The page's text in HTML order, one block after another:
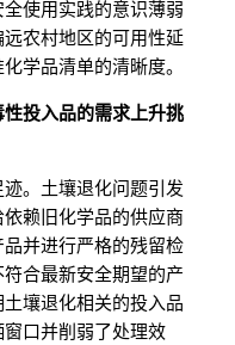
使用实践的意识薄弱
农村地区的可用性延
学品清单的清晰度。
投入品的需求上升挑
。土壤退化问题引发
赖旧化学品的供应商
并进行严格的残留检
合最新安全期望的产
壤退化相关的投入品
口并削弱了处理效